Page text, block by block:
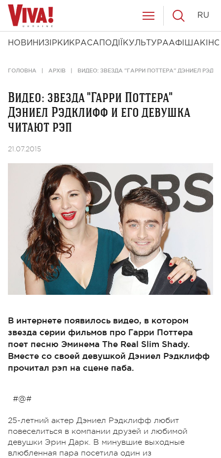
НОВИНИ ЗІРКИ КРАСА ПОДІЇ КУЛЬТУРААФІША КІНО
RU
ГОЛОВНА АРХІВ ВИДЕО: ЗВЕЗДА "ГАРРИ ПОТТЕРА" ДЭНИЕЛ
Видео: звезда "Гарри Поттера"
Дэниел Рэдклифф и его девушка
читают рэп
21.07.2015
В интернете появилось видео, в котором
звезда серии фильмов про Гарри Поттера
поет песню Эминема The Real Slim Shady.
Вместе со своей девушкой Дэниел Рэдклифф
прочитал рэп на сцене паба.
#@#
25-летний актер Дэниел Рэдклифф любит
повеселиться в компании друзей и любимой
девушки Эрин Дарк. В минувшие выходные
влюбленная пара посетила один из